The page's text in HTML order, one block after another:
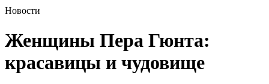
Новости
Женщины Пера Гюнта:
красавицы и чудовище